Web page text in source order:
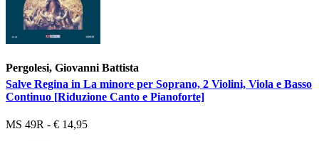
Pergolesi, Giovanni Battista
Salve Regina in La minore per Soprano, 2 Violini, Viola e Basso
Continuo [Riduzione Canto e Pianoforte]
MS 49R - € 14,95